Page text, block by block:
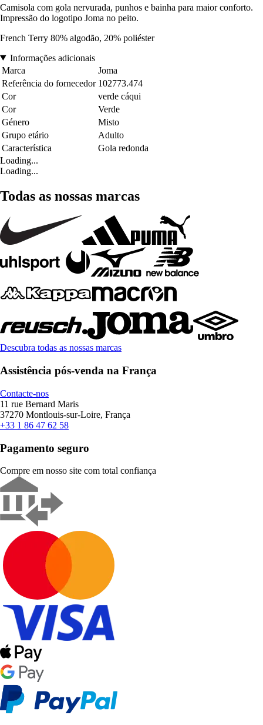
Camisola com gola nervurada, punhos e bainha para maior conforto.
Impressão do logotipo Joma no peito.
French Terry 80% algodão, 20% poliéster
Informações adicionais
Marca
Joma
Referência do fornecedor 102773.474
Cor
verde cáqui
Cor
Verde
Género
Misto
Grupo etário
Adulto
Característica
Gola redonda
Loading...
Loading...
Todas as nossas marcas
Descubra todas as nossas marcas
Assistência pós-venda na França
Contacte-nos
11 rue Bernard Maris
37270 Montlouis-sur-Loire, França
+33 1 86 47 62 58
Pagamento seguro
Compre em nosso site com total confiança